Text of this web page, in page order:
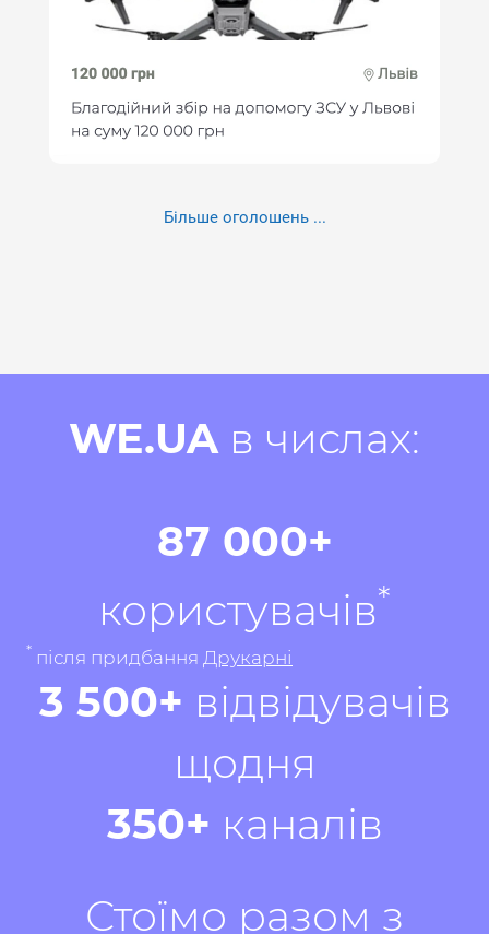
Більше оголошень ...
WE.UAв числах:
87 000+
користувачів*
* після придбання Друкарні
3 500+ відвідувачів
щодня
350+ каналів
Стоїмо разом з